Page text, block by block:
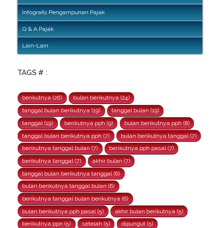
Infografis Pengampunan Pajak
Q & A Pajak
Lain-Lain
TAGS # :
berikutnya (26)
bulan berikutnya (24)
tanggal bulan berikutnya (19)
tanggal bulan (19)
tanggal (19)
berikutnya pph (9)
bulan berikutnya pph (8)
tanggal bulan berikutnya pph (7)
bulan berikutnya tanggal (7)
berikutnya tanggal bulan (7)
berikutnya pph pasal (7)
berikutnya tanggal (7)
akhir bulan (7)
tanggal bulan berikutnya tanggal (6)
bulan berikutnya tanggal bulan (6)
berikutnya tanggal bulan berikutnya (6)
bulan berikutnya pph pasal (5)
akhir bulan berikutnya (5)
berikutnya ppn (5)
setelah (5)
dipungut (5)